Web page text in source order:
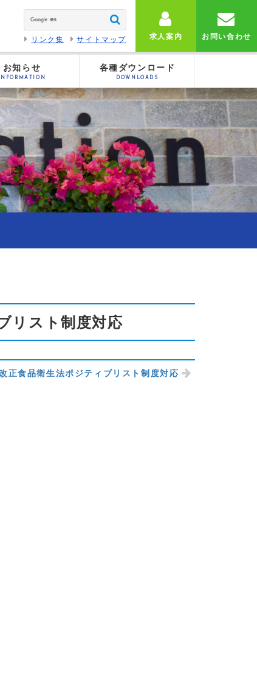
リンク集 サイトマップ 求人案内 お問い合わせ
お知らせ
INFORMATION
各種ダウンロード
DOWNLOADS
リスト制度対応
正食品衛生法ポジティブリスト制度対応